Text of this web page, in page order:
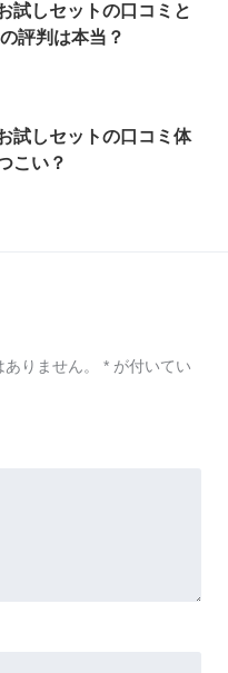
試しセットの口コミと
評判は本当？
試しセットの口コミ体
こい？
りません。 * が付いてい